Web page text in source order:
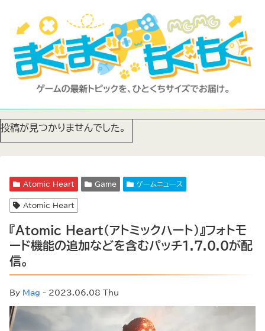
投稿が見つかりませんでした。
Atomic Heart Game ゲームニュース
Atomic Heart
『Atomic Heart（アトミックハート）』フォトモ
ード機能の追加などを含むパッチ1.7.0.0が配
信。
By Mag - 2023.06.08 Thu